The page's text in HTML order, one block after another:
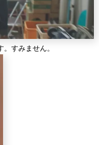
すみません。